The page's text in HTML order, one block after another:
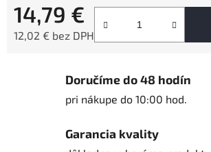
14,79 €
12,02 € bez DPH
Doručíme do 48 hodín
pri nákupe do 10:00 hod.
Garancia kvality